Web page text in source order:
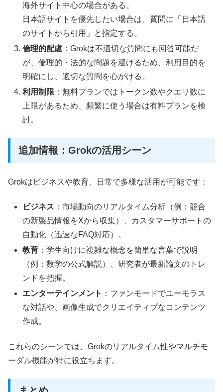
海外サイト中心の場合がある。
日本語サイトを優先したい場合は、質問に「日本語
のサイトから引用」と指定する。
倫理的配慮 ：Grokは不適切な質問にも回答可能だ
が、倫理的・法的な問題を避けるため、利用目的を
明確にし、適切な質問を心がける。
利用制限 ：無料プランではトークン数やクエリ数に
上限があるため、頻繁に使う場合は有料プランを検
討。
追加情報：Grokの活用シーン
Grokはビジネスや教育、日常で多様な活用が可能です：
ビジネス ：市場動向のリアルタイム分析（例：競合
の新製品情報をXから収集）、カスタマーサポートの
自動化（迅速なFAQ対応）。
教育 ：学生向けに複雑な概念を簡単な言葉で説明
（例：数学の公式解説）、研究者が最新論文のトレ
ンドを把握。
エンターテインメント ：ファンモードでユーモラス
な対話や、画像生成でクリエイティブなコンテンツ
作成。
これらのシーンでは、Grokのリアルタイム性やマルチモ
ーダル機能が特に役立ちます。